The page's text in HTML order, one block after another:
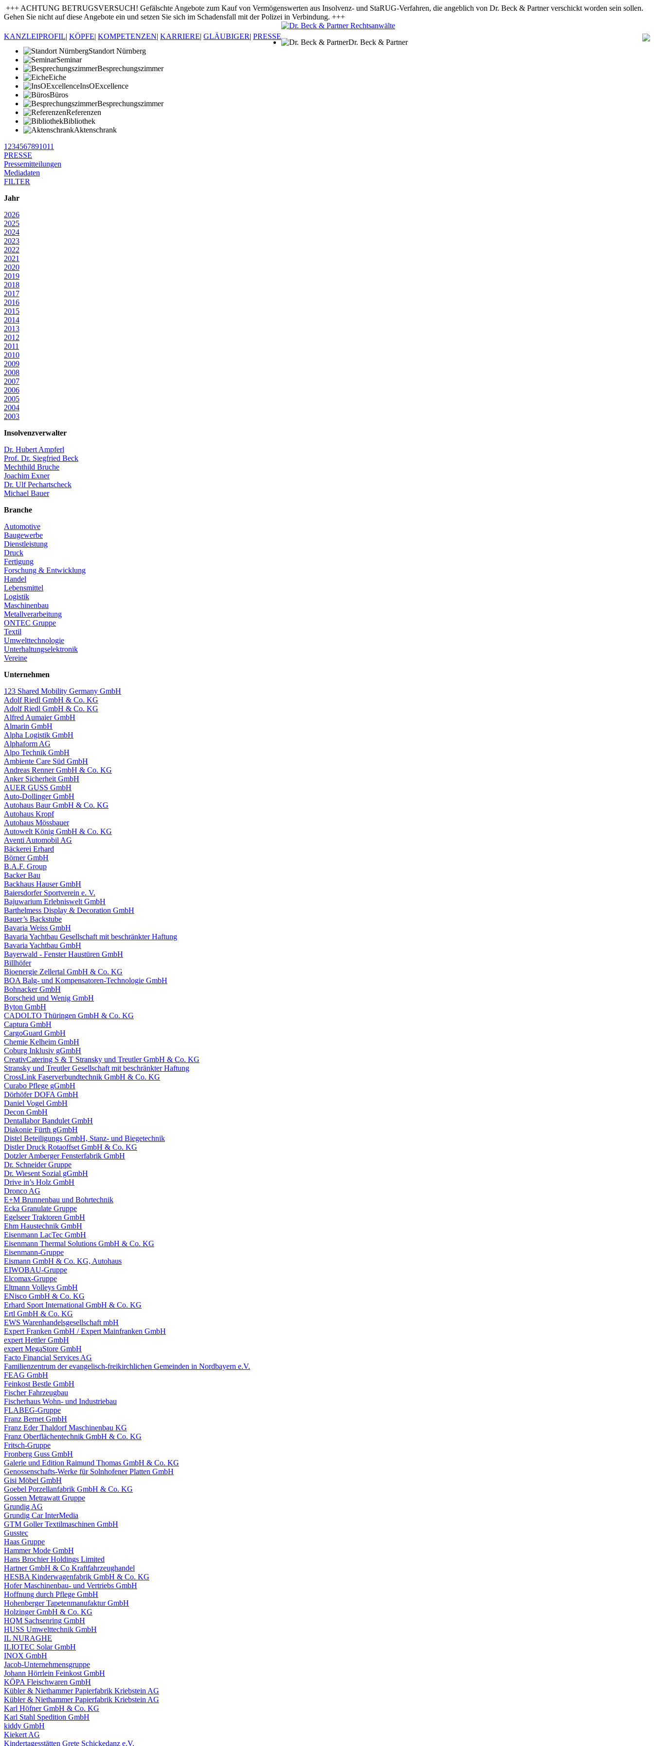
+++ ACHTUNG BETRUGSVERSUCH! Gefälschte Angebote zum Kauf von Vermögenswerten aus Insolvenz- und StaRUG-Verfahren, die angeblich von Dr. Beck & Partner verschickt worden sein sollen.
Gehen Sie nicht auf diese Angebote ein und setzen Sie sich im Schadensfall mit der Polizei in Verbindung. +++
KANZLEIPROFIL| KÖPFE| KOMPETENZEN| KARRIERE| GLÄUBIGER| PRESSE
Dr. Beck & Partner
Standort Nürnberg
Seminar
Besprechungszimmer
Eiche
InsOExcellence
Büros
Besprechungszimmer
Referenzen
Bibliothek
Aktenschrank
1 234567891011
PRESSE
Pressemitteilungen
Mediadaten
FILTER
Jahr
2026
2025
2024
2023
2022
2021
2020
2019
2018
2017
2016
2015
2014
2013
2012
2011
2010
2009
2008
2007
2006
2005
2004
2003
Insolvenzverwalter
Dr. Hubert Ampferl
Prof. Dr. Siegfried Beck
Mechthild Bruche
Joachim Exner
Dr. Ulf Pechartscheck
Michael Bauer
Branche
Automotive
Baugewerbe
Dienstleistung
Druck
Fertigung
Forschung & Entwicklung
Handel
Lebensmittel
Logistik
Maschinenbau
Metallverarbeitung
ONTEC Gruppe
Textil
Umwelttechnologie
Unterhaltungselektronik
Vereine
Unternehmen
123 Shared Mobility Germany GmbH
Adolf Riedl GmbH & Co. KG
Adolf Riedl GmbH & Co. KG
Alfred Aumaier GmbH
Almarin GmbH
Alpha Logistik GmbH
Alphaform AG
Alpo Technik GmbH
Ambiente Care Süd GmbH
Andreas Renner GmbH & Co. KG
Anker Sicherheit GmbH
AUER GUSS GmbH
Auto-Dollinger GmbH
Autohaus Baur GmbH & Co. KG
Autohaus Kropf
Autohaus Mössbauer
Autowelt König GmbH & Co. KG
Aventi Automobil AG
Bäckerei Erhard
Börner GmbH
B.A.F. Group
Backer Bau
Backhaus Hauser GmbH
Baiersdorfer Sportverein e. V.
Bajuwarium Erlebniswelt GmbH
Barthelmess Display & Decoration GmbH
Bauer’s Backstube
Bavaria Weiss GmbH
Bavaria Yachtbau Gesellschaft mit beschränkter Haftung
Bavaria Yachtbau GmbH
Bayerwald - Fenster Haustüren GmbH
Billhöfer
Bioenergie Zellertal GmbH & Co. KG
BOA Balg- und Kompensatoren-Technologie GmbH
Bohnacker GmbH
Borscheid und Wenig GmbH
Byton GmbH
CADOLTO Thüringen GmbH & Co. KG
Captura GmbH
CargoGuard GmbH
Chemie Kelheim GmbH
Coburg Inklusiv gGmbH
CreativCatering S & T Stransky und Treutler GmbH & Co. KG
Stransky und Treutler Gesellschaft mit beschränkter Haftung
CrossLink Faserverbundtechnik GmbH & Co. KG
Curabo Pflege gGmbH
Dörhöfer DOFA GmbH
Daniel Vogel GmbH
Decon GmbH
Dentallabor Bandulet GmbH
Diakonie Fürth gGmbH
Distel Beteiligungs GmbH, Stanz- und Biegetechnik
Distler Druck Rotaoffset GmbH & Co. KG
Dotzler Amberger Fensterfabrik GmbH
Dr. Schneider Gruppe
Dr. Wiesent Sozial gGmbH
Drive in’s Holz GmbH
Dronco AG
E+M Brunnenbau und Bohrtechnik
Ecka Granulate Gruppe
Egelseer Traktoren GmbH
Ehm Haustechnik GmbH
Eisenmann LacTec GmbH
Eisenmann Thermal Solutions GmbH & Co. KG
Eisenmann-Gruppe
Eismann GmbH & Co. KG, Autohaus
EIWOBAU-Gruppe
Elcomax-Gruppe
Eltmann Volleys GmbH
ENisco GmbH & Co. KG
Erhard Sport International GmbH & Co. KG
Ertl GmbH & Co. KG
EWS Warenhandelsgesellschaft mbH
Expert Franken GmbH / Expert Mainfranken GmbH
expert Hettler GmbH
expert MegaStore GmbH
Facto Financial Services AG
Familienzentrum der evangelisch-freikirchlichen Gemeinden in Nordbayern e.V.
FEAG GmbH
Feinkost Bestle GmbH
Fischer Fahrzeugbau
Fischerhaus Wohn- und Industriebau
FLABEG-Gruppe
Franz Bernet GmbH
Franz Eder Thaldorf Maschinenbau KG
Franz Oberflächentechnik GmbH & Co. KG
Fritsch-Gruppe
Fronberg Guss GmbH
Galerie und Edition Raimund Thomas GmbH & Co. KG
Genossenschafts-Werke für Solnhofener Platten GmbH
Gisi Möbel GmbH
Goebel Porzellanfabrik GmbH & Co. KG
Gossen Metrawatt Gruppe
Grundig AG
Grundig Car InterMedia
GTM Goller Textilmaschinen GmbH
Gusstec
Haas Gruppe
Hammer Mode GmbH
Hans Brochier Holdings Limited
Hartner GmbH & Co Kraftfahrzeughandel
HESBA Kinderwagenfabrik GmbH & Co. KG
Hofer Maschinenbau- und Vertriebs GmbH
Hoffnung durch Pflege GmbH
Hohenberger Tapetenmanufaktur GmbH
Holzinger GmbH & Co. KG
HQM Sachsenring GmbH
HUSS Umwelttechnik GmbH
IL NURAGHE
ILIOTEC Solar GmbH
INOX GmbH
Jacob-Unternehmensgruppe
Johann Hörrlein Feinkost GmbH
KÖPA Fleischwaren GmbH
Kübler & Niethammer Papierfabrik Kriebstein AG
Kübler & Niethammer Papierfabrik Kriebstein AG
Karl Höfner GmbH & Co. KG
Karl Stahl Spedition GmbH
kiddy GmbH
Kiekert AG
Kindertagesstätten Grete Schickedanz e.V.